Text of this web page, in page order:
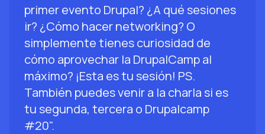
primer evento Drupal? ¿A qué sesiones
ir? ¿Cómo hacer networking? O
simplemente tienes curiosidad de
cómo aprovechar la DrupalCamp al
máximo? ¡Esta es tu sesión! PS.
También puedes venir a la charla si es
tu segunda, tercera o Drupalcamp
#20".